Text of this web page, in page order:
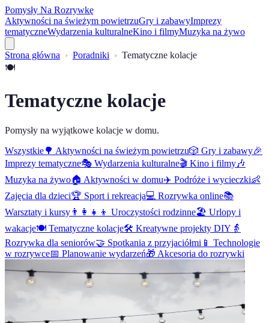
Pomysły Na Rozrywkę
Aktywności na świeżym powietrzuGry i zabawyImprezy
tematyczneWydarzenia kulturalneKino i filmyMuzyka na żywo
Strona główna Poradniki
Tematyczne kolacje
🍽️
Tematyczne kolacje
Pomysły na wyjątkowe kolacje w domu.
Wszystkie🌳 Aktywności na świeżym powietrzu🎲 Gry i zabawy🎉
Imprezy tematyczne🎭 Wydarzenia kulturalne🎬 Kino i filmy🎶
Muzyka na żywo🏠 Aktywności w domu✈️ Podróże i wycieczki👶
Zajęcia dla dzieci🏆 Sport i rekreacja💻 Rozrywka online📚
Warsztaty i kursy 👨‍👩‍👧‍👦 Uroczystości rodzinne🏖️ Urlopy i
wakacje🍽️ Tematyczne kolacje🛠️ Kreatywne projekty DIY 👵
Rozrywka dla seniorów🤝 Spotkania z przyjaciółmi 📱 Technologie
w rozrywce📅 Planowanie wydarzeń🎁 Akcesoria do rozrywki